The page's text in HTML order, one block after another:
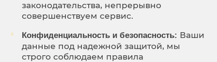
законодательства, непрерывно
совершенствуем сервис.
Конфиденциальность и безопасность: Ваши
данные под надежной защитой, мы
строго соблюдаем правила